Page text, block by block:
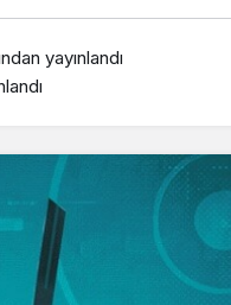
yayınlandı